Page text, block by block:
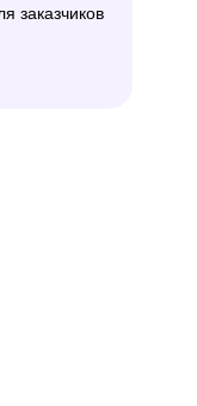
заказчиков